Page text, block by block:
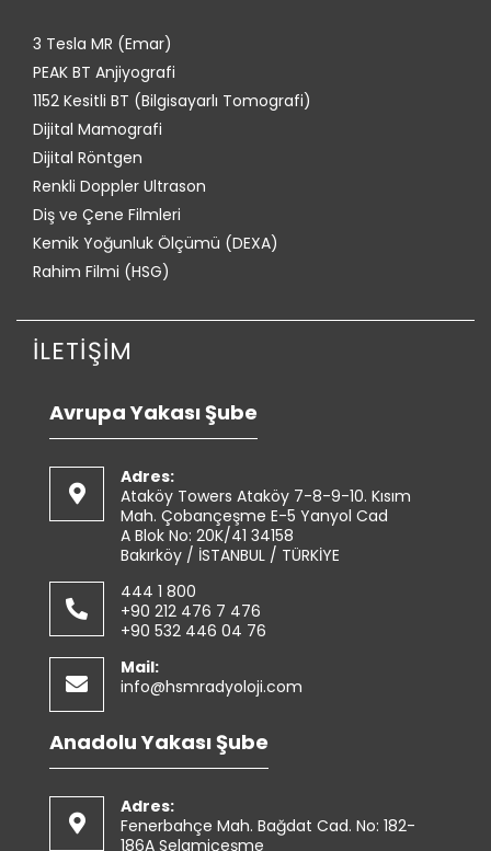
3 Tesla MR (Emar)
PEAK BT Anjiyografi
1152 Kesitli BT (Bilgisayarlı Tomografi)
Dijital Mamografi
Dijital Röntgen
Renkli Doppler Ultrason
Diş ve Çene Filmleri
Kemik Yoğunluk Ölçümü (DEXA)
Rahim Filmi (HSG)
İLETİŞİM
Avrupa Yakası Şube
Adres:
Ataköy Towers Ataköy 7-8-9-10. Kısım
Mah. Çobançeşme E-5 Yanyol Cad
A Blok No: 20K/41 34158
Bakırköy / İSTANBUL / TÜRKİYE
444 1 800
+90 212 476 7 476
+90 532 446 04 76
Mail:
info@hsmradyoloji.com
Anadolu Yakası Şube
Adres:
Fenerbahçe Mah. Bağdat Cad. No: 182-
186A Selamiçeşme